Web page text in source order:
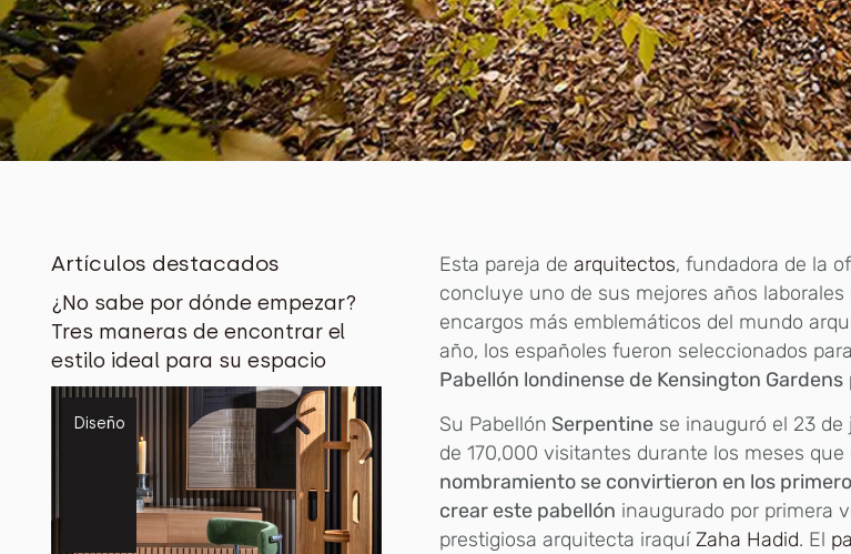
Artículos destacados
¿No sabe por dónde empezar?
Tres maneras de encontrar el
estilo ideal para su espacio
Diseño
Esta pareja dearquitectos, fundadora de la
concluye uno de sus mejores años
encargos más emblemáticos del mundo
año, los españoles fueron seleccionados
Pabellón londinense de Kensington Gardens
Su Pabellón Serpentine se inauguró el 23
de 170,000 visitantes durante los meses
nombramiento se convirtieron en los
crear este pabellón inaugurado por primera
prestigiosa arquitecta iraquíZaha Hadid. El